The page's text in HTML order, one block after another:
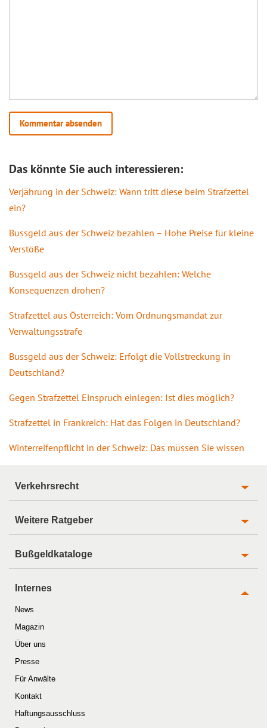
Das könnte Sie auch interessieren:
Verjährung in der Schweiz: Wann tritt diese beim Strafzettel
ein?
Bussgeld aus der Schweiz bezahlen – Hohe Preise für kleine
Verstöße
Bussgeld aus der Schweiz nicht bezahlen: Welche
Konsequenzen drohen?
Strafzettel aus Österreich: Vom Ordnungsmandat zur
Verwaltungsstrafe
Bussgeld aus der Schweiz: Erfolgt die Vollstreckung in
Deutschland?
Gegen Strafzettel Einspruch einlegen: Ist dies möglich?
Strafzettel in Frankreich: Hat das Folgen in Deutschland?
Winterreifenpflicht in der Schweiz: Das müssen Sie wissen
Verkehrsrecht
Weitere Ratgeber
Bußgeldkataloge
Internes
News
Magazin
Über uns
Presse
Für Anwälte
Kontakt
Haftungsausschluss